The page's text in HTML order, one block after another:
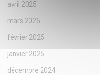
avril 2025
mars 2025
février 2025
janvier 2025
décembre 2024